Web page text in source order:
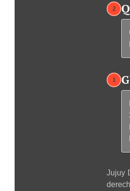
2
1
Jujuy